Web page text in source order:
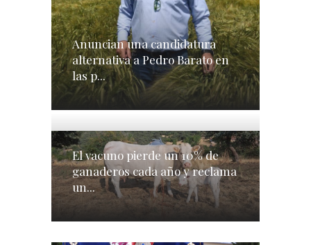
Anuncian una candidatura
alternativa a Pedro Barato en
las p...
El vacuno pierde un 10% de
ganaderos cada año y reclama
un...